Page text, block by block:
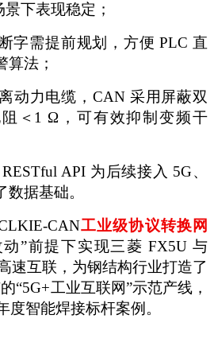
景下表现稳定；
字需提前规划，方便 PLC 直
算法；
动力电缆， CAN 采用屏蔽双
＜1 Ω，可有效抑制变频干
RESTful API 为后续接入 5G、
据基础。
CAN工业级协议转换网
动”前提下实现三菱 FX5U 与
速互联，为钢结构行业打造了
“5G+工业互联网”示范产线，
度智能焊接标杆案例。